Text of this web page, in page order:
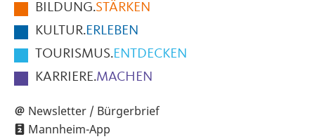
SeiteBILDUNG.STÄRKEN
KULTUR.ERLEBEN
TOURISMUS.ENTDECKEN
KARRIERE.MACHEN
Newsletter / Bürgerbrief
Mannheim-App